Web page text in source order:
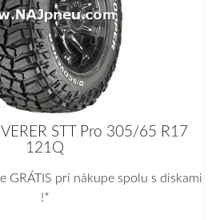
STT Pro 305/65 R17
121Q
GRÁTIS pri nákupe spolu s diskami
!*